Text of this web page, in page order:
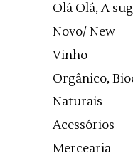
Olá Olá, A
Novo/ New
Vinho
Orgânico,
Naturais
Acessórios
Mercearia